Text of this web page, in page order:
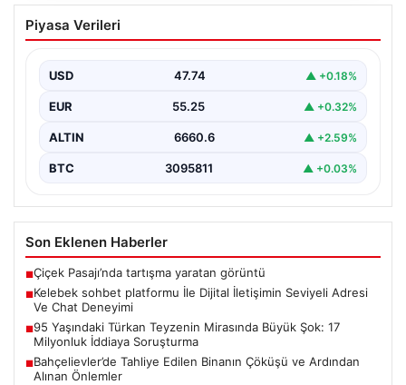
Kelebek sohbet platformu İle Dijital
İletişimin Seviyeli Adresi Ve Chat
İnternet dünyasında insanların kaliteli bir biçimde irtibat
Günümüzde pek…
Piyasa Verileri
USD 47.74 ▲ +0.18%
EUR 55.25 ▲ +0.32%
ALTIN 6660.6 ▲ +2.59%
BTC 3095811 ▲ +0.03%
Son Eklenen Haberler
■Çiçek Pasajı’nda tartışma yaratan görüntü
■Kelebek sohbet platformu İle Dijital İletişimin Seviyeli Adresi
Ve Chat Deneyimi
■95 Yaşındaki Türkan Teyzenin Mirasında Büyük Şok: 17
Milyonluk İddiaya Soruşturma
■Bahçelievler’de Tahliye Edilen Binanın Çöküşü ve Ardından
Alınan Önlemler